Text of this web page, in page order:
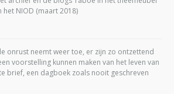
NIOD (maart 2018)
onrust neemt weer toe, er zijn zo ontzettend
voorstelling kunnen maken van het leven van
brief, een dagboek zoals nooit geschreven